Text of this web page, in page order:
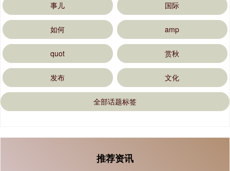
事儿 国际
如何 amp
quot 赏秋
发布 文化
全部话题标签
推荐资讯